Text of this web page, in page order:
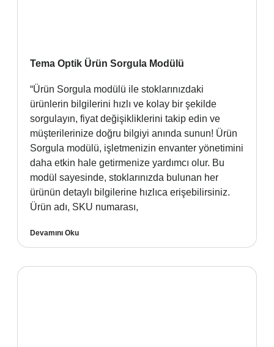
Tema Optik Ürün Sorgula Modülü
“Ürün Sorgula modülü ile stoklarınızdaki
ürünlerin bilgilerini hızlı ve kolay bir şekilde
sorgulayın, fiyat değişikliklerini takip edin ve
müşterilerinize doğru bilgiyi anında sunun! Ürün
Sorgula modülü, işletmenizin envanter yönetimini
daha etkin hale getirmenize yardımcı olur. Bu
modül sayesinde, stoklarınızda bulunan her
ürünün detaylı bilgilerine hızlıca erişebilirsiniz.
Ürün adı, SKU numarası,
Devamını Oku